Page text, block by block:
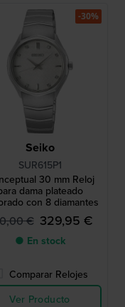
Seiko
SUR615P1
30 mm Reloj
dama plateado
con 8 diamantes
€ 329,95 €
● En stock
Comparar Relojes
Ver Producto
-30%